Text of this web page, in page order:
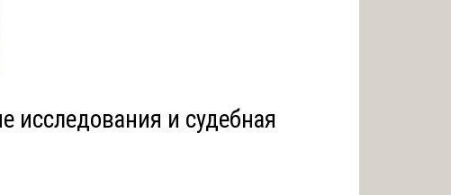
исследования и судебная